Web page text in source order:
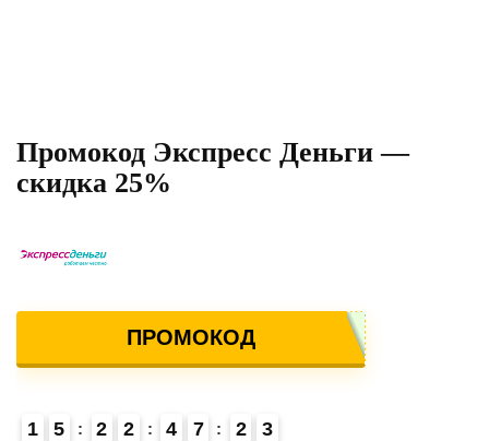
Промокод Экспресс Деньги —
скидка 25%
ПРОМОКОД
1
5 2 2 4 7 2 3